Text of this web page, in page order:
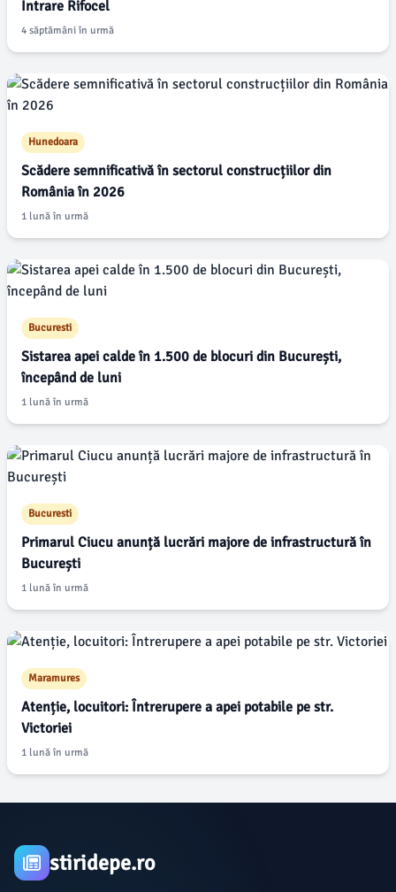
Intrare Rifocel
4 săptămâni în urmă
Hunedoara
Scădere semnificativă în sectorul construcțiilor din
România în 2026
1 lună în urmă
Bucuresti
Sistarea apei calde în 1.500 de blocuri din București,
începând de luni
1 lună în urmă
Bucuresti
Primarul Ciucu anunță lucrări majore de infrastructură în
București
1 lună în urmă
Maramures
Atenție, locuitori: Întrerupere a apei potabile pe str.
Victoriei
1 lună în urmă
stiridepe.ro